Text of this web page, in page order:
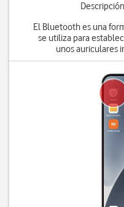
El Bluetooth es una
se utiliza para
unos auriculares